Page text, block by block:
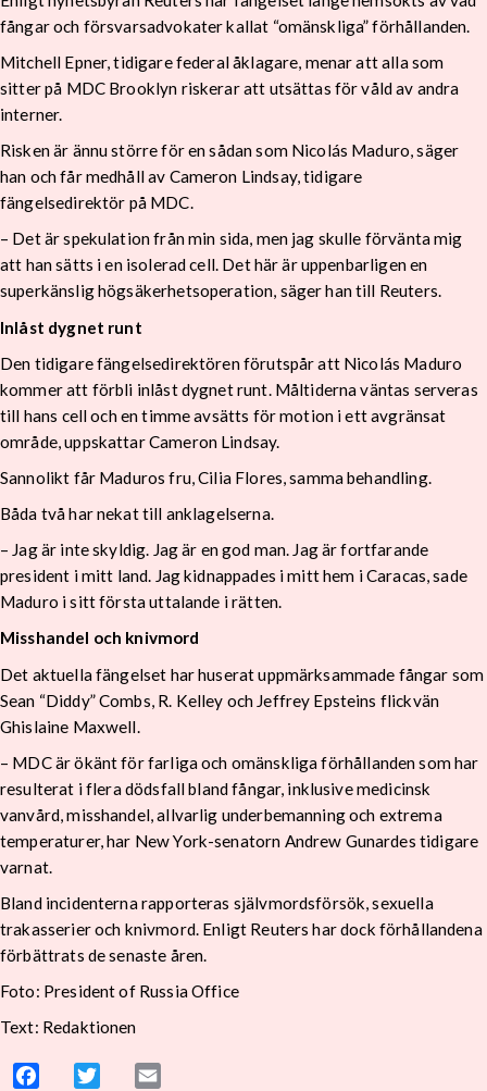
fångar och försvarsadvokater kallat “omänskliga” förhållanden.
Mitchell Epner, tidigare federal åklagare, menar att alla som
sitter på MDC Brooklyn riskerar att utsättas för våld av andra
interner.
Risken är ännu större för en sådan som Nicolás Maduro, säger
han och får medhåll av Cameron Lindsay, tidigare
fängelsedirektör på MDC.
– Det är spekulation från min sida, men jag skulle förvänta mig
att han sätts i en isolerad cell. Det här är uppenbarligen en
superkänslig högsäkerhetsoperation, säger han till Reuters.
Inlåst dygnet runt
Den tidigare fängelsedirektören förutspår att Nicolás Maduro
kommer att förbli inlåst dygnet runt. Måltiderna väntas serveras
till hans cell och en timme avsätts för motion i ett avgränsat
område, uppskattar Cameron Lindsay.
Sannolikt får Maduros fru, Cilia Flores, samma behandling.
Båda två har nekat till anklagelserna.
– Jag är inte skyldig. Jag är en god man. Jag är fortfarande
president i mitt land. Jag kidnappades i mitt hem i Caracas, sade
Maduro i sitt första uttalande i rätten.
Misshandel och knivmord
Det aktuella fängelset har huserat uppmärksammade fångar som
Sean “Diddy” Combs, R. Kelley och Jeffrey Epsteins flickvän
Ghislaine Maxwell.
– MDC är ökänt för farliga och omänskliga förhållanden som har
resulterat i flera dödsfall bland fångar, inklusive medicinsk
vanvård, misshandel, allvarlig underbemanning och extrema
temperaturer, har New York-senatorn Andrew Gunardes tidigare
varnat.
Bland incidenterna rapporteras självmordsförsök, sexuella
trakasserier och knivmord. Enligt Reuters har dock förhållandena
förbättrats de senaste åren.
Foto: President of Russia Office
Text: Redaktionen
Facebook Twitter